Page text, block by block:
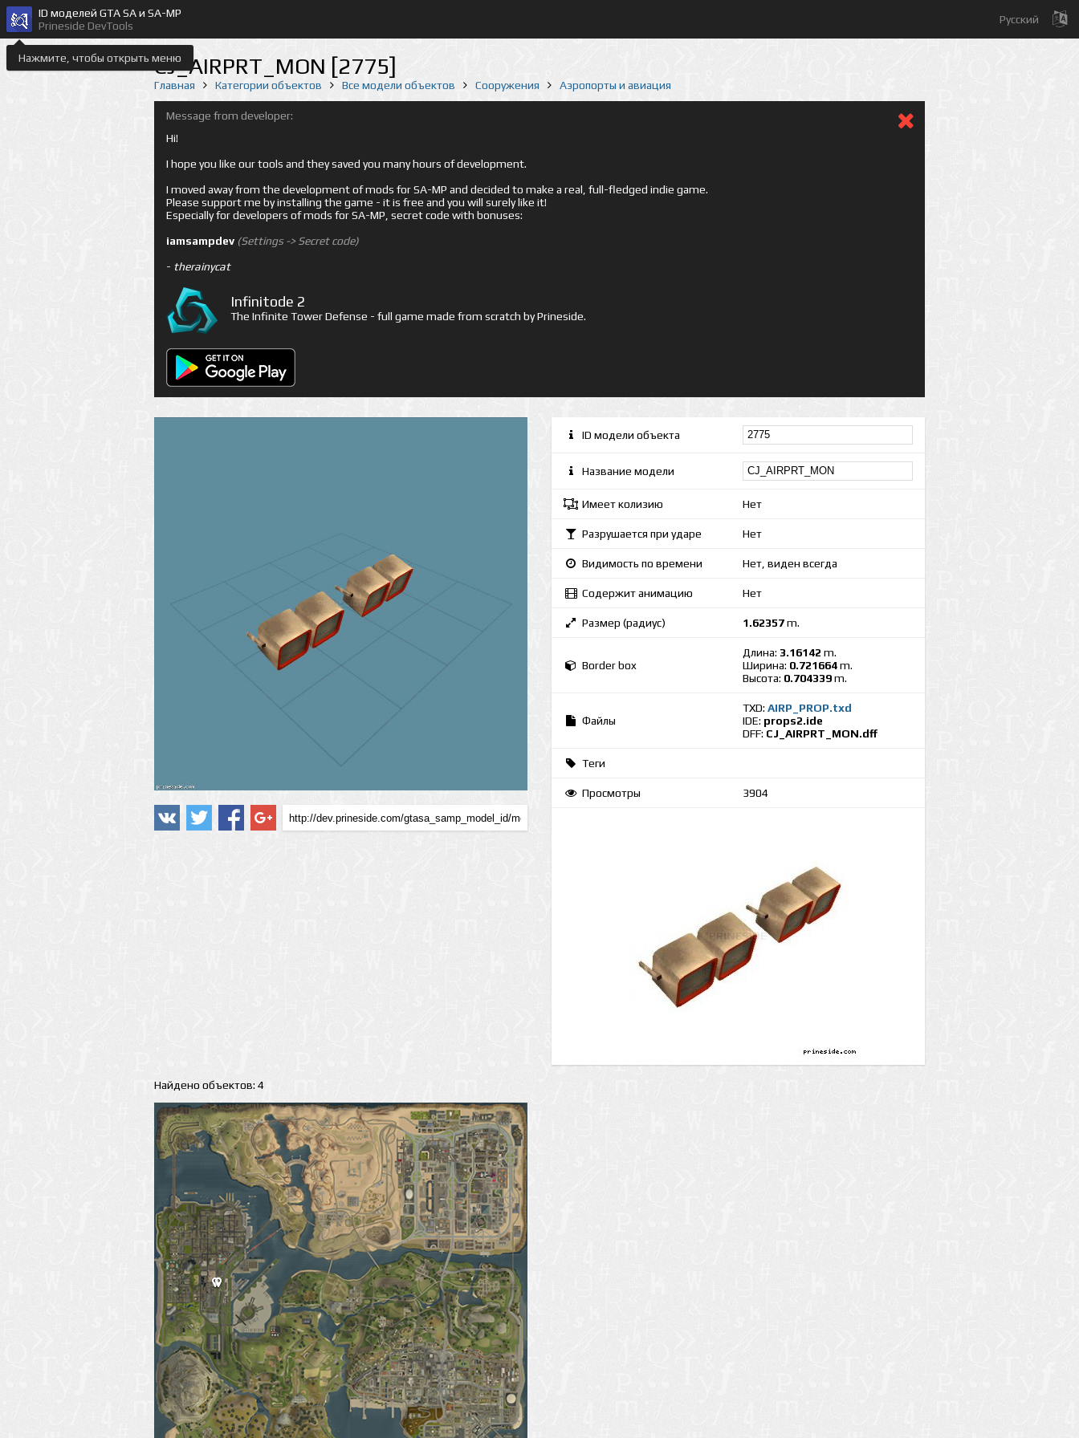
Нажмите, чтобы открыть меню
ID моделей GTA SA и SA-MP
Prineside DevTools
Русский
CJ_AIRPRT_MON [2775]
Главная Категории объектов Все модели объектов Сооружения Аэропорты и авиация
Message from developer:
Hi!
I hope you like our tools and they saved you many hours of development.
I moved away from the development of mods for SA-MP and decided to make a real, full-fledged indie game.
Please support me by installing the game - it is free and you will surely like it!
Especially for developers of mods for SA-MP, secret code with bonuses:
iamsampdev (Settings -> Secret code)
- therainycat
Infinitode 2
The Infinite Tower Defense - full game made from scratch by Prineside.
Найдено объектов: 4
ID модели объекта
Название модели
Имеет колизию Нет
Разрушается при ударе Нет
Видимость по времени Нет, виден всегда
Содержит анимацию Нет
Размер (радиус) 1.62357m.
Border box
Длина: 3.16142 m.
Ширина: 0.721664m.
Высота: 0.704339m.
Файлы
TXD: AIRP_PROP.txd
IDE: props2.ide
DFF: CJ_AIRPRT_MON.dff
Теги
Просмотры 3904